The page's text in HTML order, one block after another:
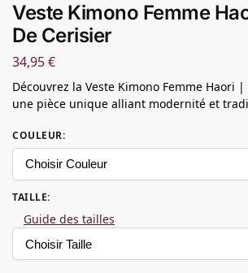
Veste Kimono Femme
De Cerisier
34,95€
Découvrez la Veste Kimono Femme Haori |
une pièce unique alliant modernité et
COULEUR:
TAILLE:
Guide des tailles